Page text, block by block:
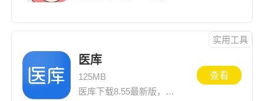
医库
125MB
医库下载8.55最新版，历史版本安装尽在一米游网，同时还可以查看最新版医库8.55介绍、应用截图、网友评论等医库下载安装信息
查看
实用工具